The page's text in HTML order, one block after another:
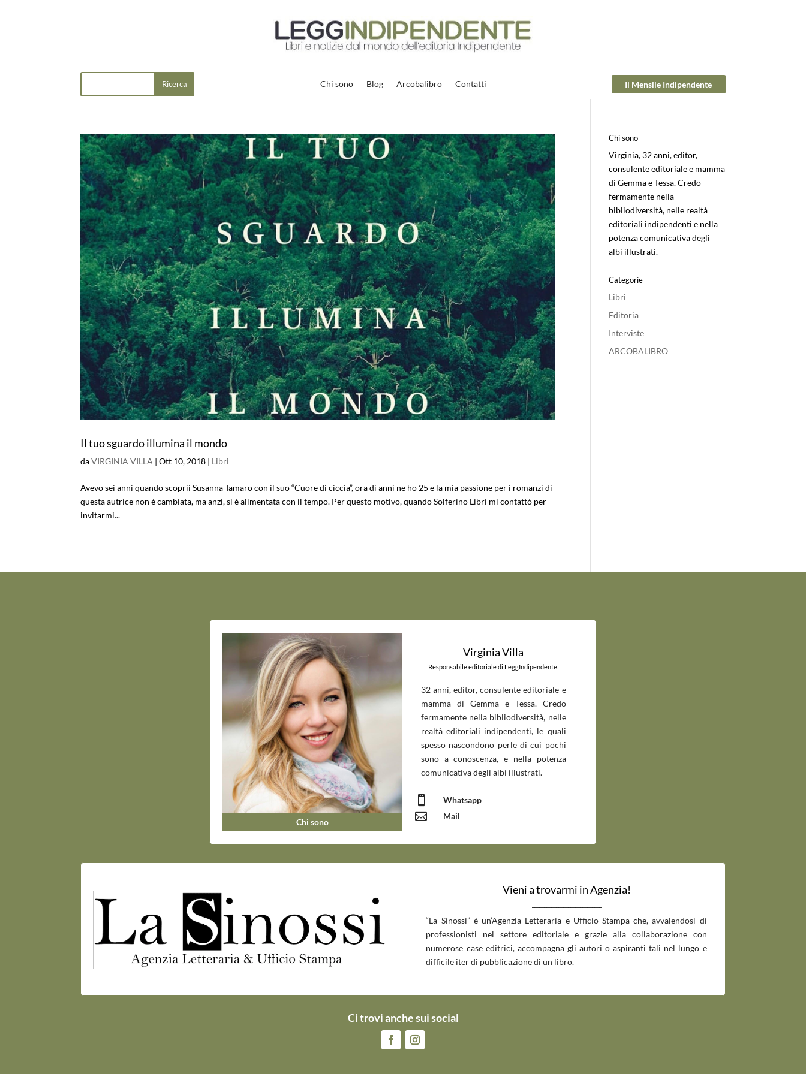
Chi sono Blog Arcobalibro Contatti Il Mensile Indipendente
Il tuo sguardo illumina il mondo
daVIRGINIA VILLA |Ott 10, 2018 | Libri
Avevo sei anni quando scoprii Susanna Tamaro con il suo “Cuore di ciccia”, ora di anni ne ho 25 e la mia passione per i romanzi di
questa autrice non è cambiata, ma anzi, si è alimentata con il tempo. Per questo motivo, quando Solferino Libri mi contattò per
invitarmi...
Chi sono
Virginia, 32 anni, editor,
consulente editoriale e mamma
di Gemma e Tessa. Credo
fermamente nella
bibliodiversità, nelle realtà
editoriali indipendenti e nella
potenza comunicativa degli
albi illustrati.
Categorie
Libri
Editoria
Interviste
ARCOBALIBRO
Chi sono
Virginia Villa
Responsabile editoriale di LeggIndipendente.
32 anni, editor, consulente editoriale e
mamma di Gemma e Tessa. Credo
fermamente nella bibliodiversità, nelle
realtà editoriali indipendenti, le quali
spesso nascondono perle di cui pochi
sono a conoscenza, e nella potenza
comunicativa degli albi illustrati.
 Whatsapp
 Mail
Vieni a trovarmi in Agenzia!
“La Sinossi” è un’Agenzia Letteraria e Ufficio Stampa che, avvalendosi di
professionisti nel settore editoriale e grazie alla collaborazione con
numerose case editrici, accompagna gli autori o aspiranti tali nel lungo e
difficile iter di pubblicazione di un libro.
Ci trovi anche sui social